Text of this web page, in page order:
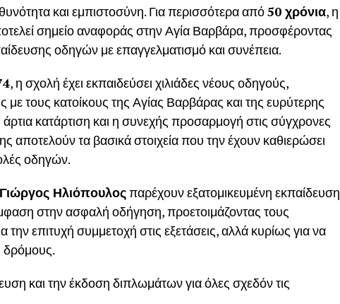
και εμπιστοσύνη. Για περισσότερα από50 χρόνια, η
σημείο αναφοράς στην Αγία Βαρβάρα, προσφέροντας
οδηγών με επαγγελματισμό και συνέπεια.
, η σχολή έχει εκπαιδεύσει χιλιάδες νέους οδηγούς,
με τους κατοίκους της Αγίας Βαρβάρας και της ευρύτερης
κατάρτιση και η συνεχής προσαρμογή στις σύγχρονες
αποτελούν τα βασικά στοιχεία που την έχουν καθιερώσει
οδηγών.
Ηλιόπουλοςπαρέχουν εξατομικευμένη εκπαίδευση
στην ασφαλή οδήγηση, προετοιμάζοντας τους
επιτυχή συμμετοχή στις εξετάσεις, αλλά κυρίως για να
δρόμους.
και την έκδοση διπλωμάτων για όλες σχεδόν τις